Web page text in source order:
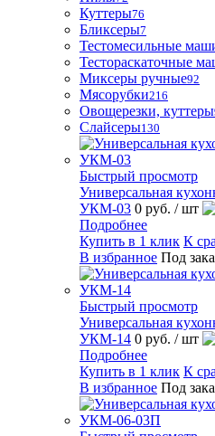
Куттеры76
Бликсеры7
Тестомесильные
Тестораскаточные
Миксеры ручные92
Мясорубки216
Овощерезки, куттеры
Слайсеры130
Быстрый просмотр
Универсальная
УКМ-03 0 руб. / шт
Подробнее
Купить в 1 клик К
В избранное Под
Быстрый просмотр
Универсальная
УКМ-14 0 руб. / шт
Подробнее
Купить в 1 клик К
В избранное Под